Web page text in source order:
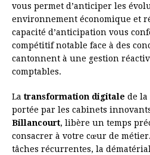
vous permet d’anticiper les
environnement économique et
capacité d’anticipation vous
compétitif notable face à des
cantonnent à une gestion
comptables.
La transformation digitale de la
portée par les cabinets
Billancourt, libère un temps
consacrer à votre cœur de
tâches récurrentes, la